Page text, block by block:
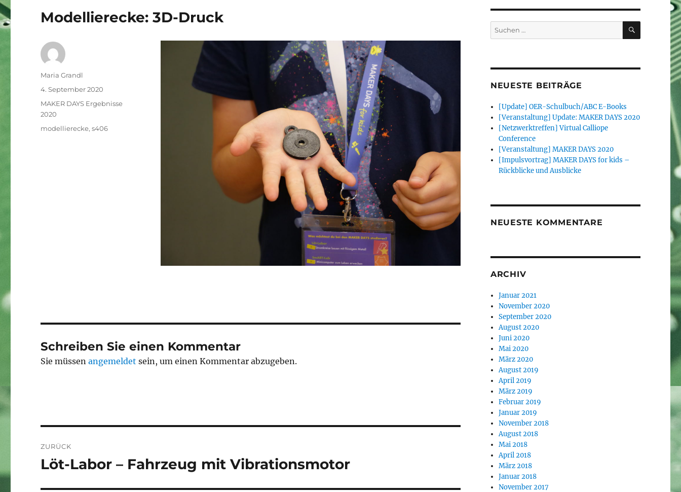
Modellierecke: 3D-Druck
Autor
Maria Grandl
Veröffentlicht
4. September 2020
Kategorien
MAKER DAYS Ergebnisse
2020
Schlagwörter
modellierecke,s406
Schreiben Sie einen Kommentar
Sie müssenangemeldet sein, um einen Kommentar abzugeben.
ZURÜCK
Vorheriger
Löt-Labor – Fahrzeug mit Vibrationsmotor
Suchen
nach:
SUCHEN
NEUESTE BEITRÄGE
[Update] OER-Schulbuch/ABC E-Books
[Veranstaltung] Update: MAKER DAYS 2020
[Netzwerktreffen] Virtual Calliope
Conference
[Veranstaltung] MAKER DAYS 2020
[Impulsvortrag] MAKER DAYS for kids –
Rückblicke und Ausblicke
NEUESTE KOMMENTARE
ARCHIV
Januar 2021
November 2020
September 2020
August 2020
Juni 2020
Mai 2020
März 2020
August 2019
April 2019
März 2019
Februar 2019
Januar 2019
November 2018
August 2018
Mai 2018
April 2018
März 2018
Januar 2018
November 2017